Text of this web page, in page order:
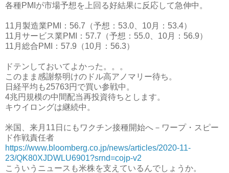
各種PMIが市場予想を上回る好結果に反応して急伸中。
11月製造業PMI：56.7（予想：53.0、10月：53.4）
11月サービス業PMI：57.7（予想：55.0、10月：56.9）
11月総合PMI：57.9（10月：56.3）
ドテンしておいてよかった。。。
このまま感謝祭明けのドル高アノマリー待ち。
日経平均も25763円で買い参戦中。
4兆円規模の中間配当再投資待ちとします。
キウイロングは継続中。
米国、来月11日にもワクチン接種開始へ－ワープ・スピー
ド作戦責任者
https://www.bloomberg.co.jp/news/articles/2020-11-
23/QK80XJDWLU6901?srnd=cojp-v2
こういうニュースも米株を支えているんでしょうか。